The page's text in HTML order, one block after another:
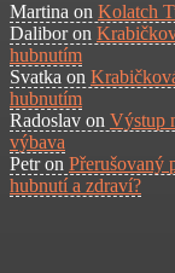
Martina on Kolatch
Daliboron
hubnutím
Svatka on
hubnutím
Radoslav on Výstup
výbava
Petron Přerušovaný
hubnutí a zdraví?